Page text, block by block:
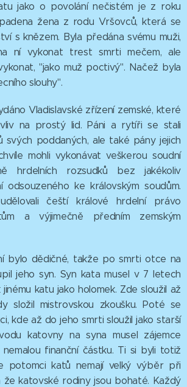
jako o povolání nečistém je z roku
žena z rodu Vršovců, která se
s knězem. Byla předána svému muži,
ní vykonat trest smrti mečem, ale
"jako muž poctivý". Načež byla
slouhy".
Vladislavské zřízení zemské, které
na prostý lid. Páni a rytíři se stali
svých poddaných, ale také pány jejich
mohli vykonávat veškerou soudní
hrdelních rozsudků bez jakékoliv
odsouzeného ke královským soudům.
čeští králové hrdelní právo
a výjimečně předním zemským
bylo dědičné, takže po smrti otce na
jeho syn. Syn kata musel v 7 letech
katu jako holomek. Zde sloužil až
složil mistrovskou zkoušku. Poté se
kde až do jeho smrti sloužil jako starší
katovny na syna musel zájemce
nemalou finanční částku. Ti si byli totiž
potomci katů nemají velký výběr při
že katovské rodiny jsou bohaté. Každý